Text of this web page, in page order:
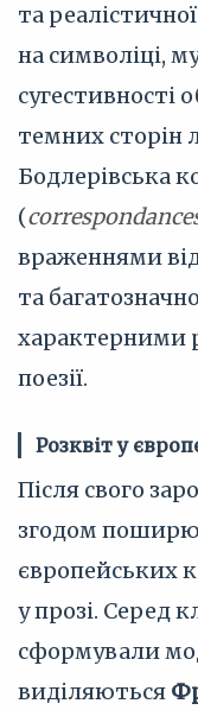
та
на символіці,
сугестивності
темних сторін
Бодлерівська
(
враженнями
та
характерними
поезії.
Розквіт у
Після свого
згодом
європейських
у прозі. Серед
сформували
виділяються